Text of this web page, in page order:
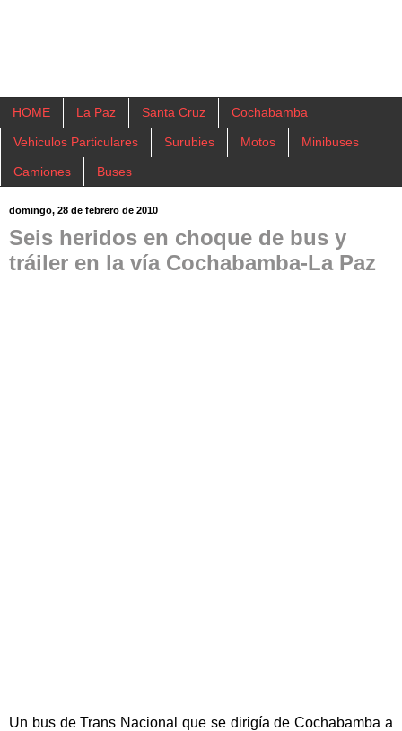
HOME La Paz Santa Cruz Cochabamba
Vehiculos Particulares Surubies Motos Minibuses
Camiones Buses
domingo, 28 de febrero de 2010
Seis heridos en choque de bus y
tráiler en la vía Cochabamba-La Paz
Un bus de Trans Nacional que se dirigía de Cochabamba a